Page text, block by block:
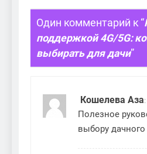
Один комментарий к “
поддержкой 4G/5G:
выбирать для дачи”
Кошелева Аза:
Полезное
выбору дачного